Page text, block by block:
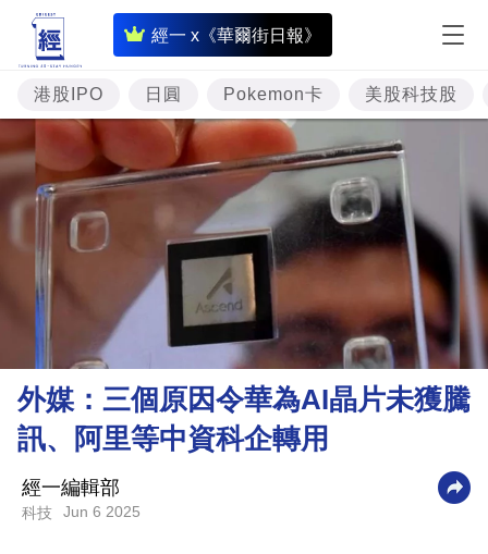
經一 x《華爾街日報》
即
時
財
經
題
樓
理
財
商
科
港股IPO 日圓 Pokemon卡 美股科技股
外媒：三個原因令華為AI晶片未獲騰
訊、阿里等中資科企轉用
經一編輯部
科技 Jun 6 2025